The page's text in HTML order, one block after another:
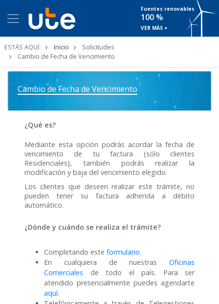
Fuentes renovables
100 %
VER MÁS +
ESTÁS AQUÍ: Inicio
Solicitudes
Cambio de Fecha de Vencimiento
Cambio de Fecha de Vencimiento
¿Qué es?
Mediante esta opción podrás acordar la fecha de
vencimiento de tu factura (sólo clientes
Residenciales), también podrás realizar la
modificación y baja del vencimiento elegido.
Los clientes que deseen realizar este trámite, no
pueden tener su factura adherida a débito
automático.
¿Dónde y cuándo se realiza el trámite?
Completando este formulario.
En cualquiera de nuestras Oficinas
Comerciales de todo el país. Para ser
atendido presencialmente puedes agendarte
aquí.